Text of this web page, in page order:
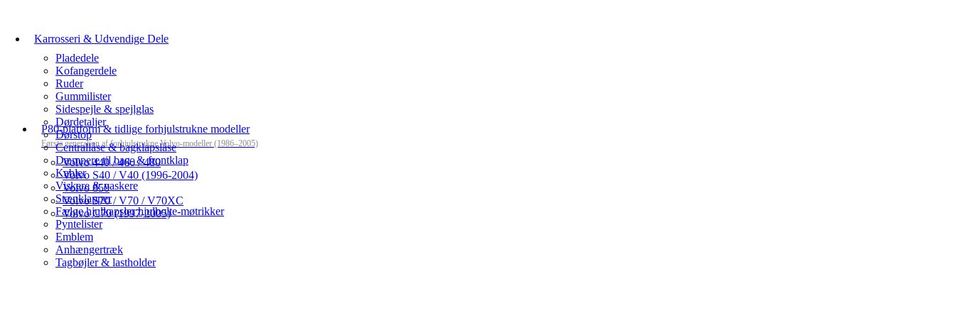
Karrosseri & Udvendige Dele
Pladedele
Kofangerdele
Ruder
Gummilister
Sidespejle & spejlglas
Dørdetaljer
Dørstop
Centrallåse & bagklapslåse
Dæmpere til bag- & frontklap
Kabler
Viskere & vaskere
Stænklapper
Fælge hjulkapsler hjulbolte-møtrikker
Pyntelister
Emblem
Anhængertræk
Tagbøjler & lastholder
P80-platform & tidlige forhjulstrukne modeller
Første generation af forhjulstrukne Volvo-modeller (1986–2005)
Volvo 440 / 460 / 480
Volvo S40 / V40 (1996-2004)
Volvo 850
Volvo S70 / V70 / V70XC
Volvo C70 (1997-2005)